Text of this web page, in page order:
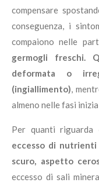
compensare
conseguenza, i
compaiono nelle
germogli freschi.
deformata o
(ingiallimento),
almeno nelle fasi
Per quanti riguarda
eccesso di
scuro, aspetto
eccesso di sali